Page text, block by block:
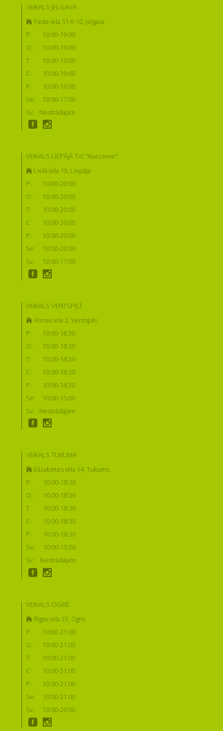
VEIKALS JELGAVĀ:
Pasta iela 51 K-10, Jelgava
P:
10:00-19:00
O:
10:00-19:00
T:
10:00-19:00
C:
10:00-19:00
P:
10:00-19:00
Se:
10:00-17:00
Sv:
Nestrādājam
VEIKALS LIEPĀJĀ T/C "Kurzeme":
Lielā iela 13, Liepāja
P:
10:00-20:00
O:
10:00-20:00
T:
10:00-20:00
C:
10:00-20:00
P:
10:00-20:00
Se:
10:00-20:00
Sv:
10:00-17:00
VEIKALS VENTSPILĪ:
Annas iela 2, Ventspils
P:
10:00-18:30
O:
10:00-18:30
T:
10:00-18:30
C:
10:00-18:30
P:
10:00-18:30
Se:
10:00-15:00
Sv:
Nestrādājam
VEIKALS TUKUMĀ
Elizabetes iela 14, Tukums
P:
10:00-18:30
O:
10:00-18:30
T:
10:00-18:30
C:
10:00-18:30
P:
10:00-18:30
Se:
10:00-15:00
Sv:
Nestrādājam
VEIKALS OGRĒ:
Rīgas iela 23, Ogre
P:
10:00-21:00
O:
10:00-21:00
T:
10:00-21:00
C:
10:00-21:00
P:
10:00-21:00
Se:
10:00-21:00
Sv:
10:00-20:00